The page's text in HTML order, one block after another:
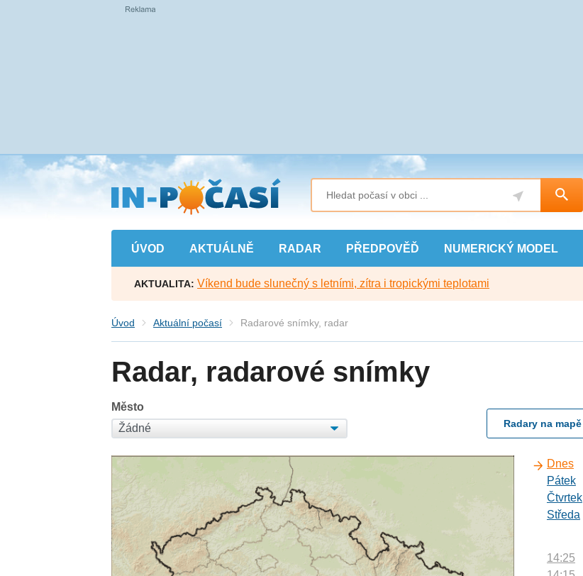
Přejít
na
hlavní
obsah
ÚVOD AKTUÁLNĚ RADAR PŘEDPOVĚĎ NUMERICKÝ MODEL
AKTUALITA: Víkend bude slunečný s letními, zítra i tropickými teplotami
Úvod Aktuální počasí Radarové snímky, radar
Radar, radarové snímky
Město
Radary na mapě
Dnes
Pátek
Čtvrtek
Středa
14:25